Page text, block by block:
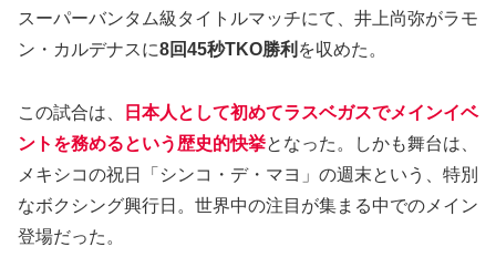
スーパーバンタム級タイトルマッチにて、井上尚弥がラモ
ン・カルデナスに8回45秒TKO勝利 を収めた。
この試合は、
日本人として初めてラスベガスでメインイベ
ントを務めるという歴史的快挙となった。しかも舞台は、
メキシコの祝日「シンコ・デ・マヨ」の週末という、特別
なボクシング興行日。世界中の注目が集まる中でのメイン
登場だった。